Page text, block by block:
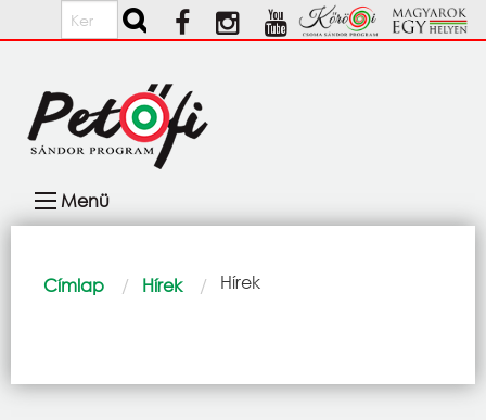
Ugrás a tartalomra
Keresés
navigáció
Menü
Morzsa
Címlap Hírek Current:
Hírek